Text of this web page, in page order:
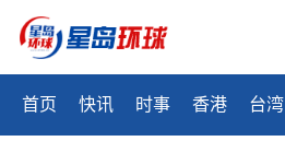
首页 快讯 时事 香港 台湾